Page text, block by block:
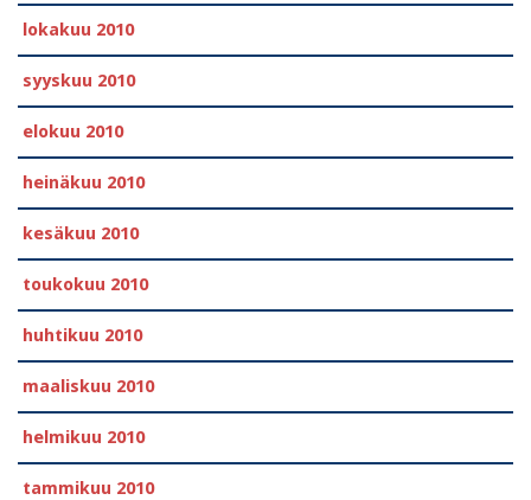
lokakuu 2010
syyskuu 2010
elokuu 2010
heinäkuu 2010
kesäkuu 2010
toukokuu 2010
huhtikuu 2010
maaliskuu 2010
helmikuu 2010
tammikuu 2010